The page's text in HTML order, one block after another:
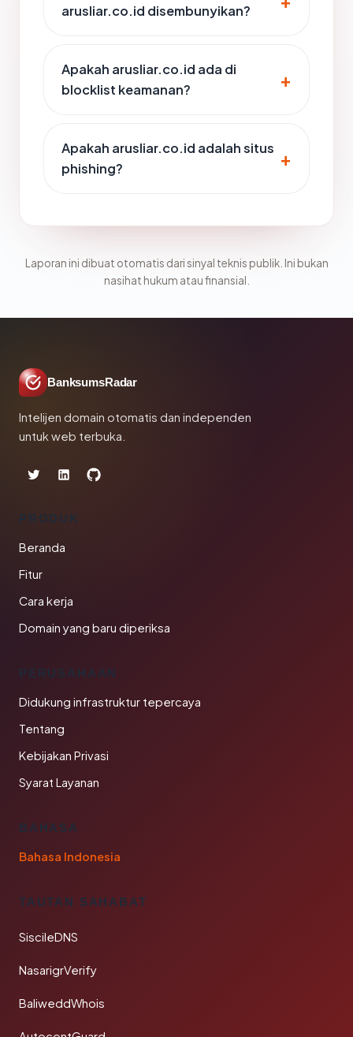
arusliar.co.id disembunyikan?
Apakah arusliar.co.id ada di
blocklist keamanan?
Apakah arusliar.co.id adalah situs
phishing?
Laporan ini dibuat otomatis dari sinyal teknis publik. Ini bukan
nasihat hukum atau finansial.
BanksumsRadar
Intelijen domain otomatis dan independen
untuk web terbuka.
PRODUK
Beranda
Fitur
Cara kerja
Domain yang baru diperiksa
PERUSAHAAN
Didukung infrastruktur tepercaya
Tentang
Kebijakan Privasi
Syarat Layanan
BAHASA
Bahasa Indonesia
TAUTAN SAHABAT
SiscileDNS
NasarigrVerify
BaliweddWhois